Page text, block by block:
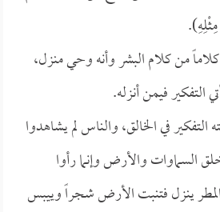
من كلام البشر وأنه وحي منزل،
التفكير فيمن أنزله.
التفكير في الخالق، والناس لم يشاهدوا
السماوات والأرض وإنما رأوا
ينزل فتنبت الأرض شجراً وييبس